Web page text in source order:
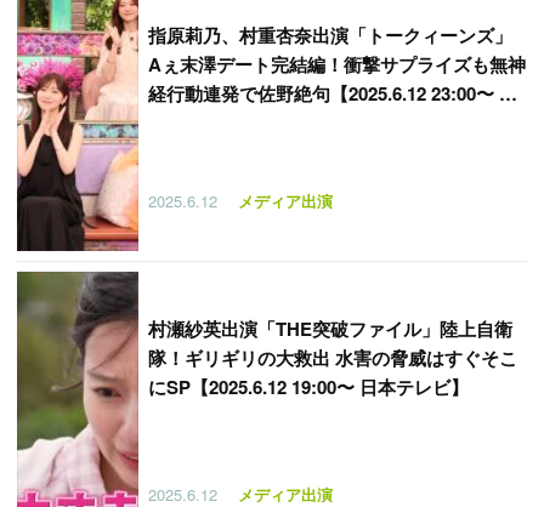
指原莉乃、村重杏奈出演「トークィーンズ」
Aぇ末澤デート完結編！衝撃サプライズも無神
経行動連発で佐野絶句【2025.6.12 23:00〜 フ
2025.6.12 メディア出演
村瀬紗英出演「THE突破ファイル」陸上自衛
隊！ギリギリの大救出 水害の脅威はすぐそこ
にSP【2025.6.12 19:00〜 日本テレビ】
2025.6.12 メディア出演